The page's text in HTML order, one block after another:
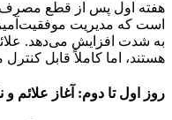
هفته اول پس از قطع
است که مدیریت
به شدت افزایش می‌دهد.
هستند، اما کاملاً قابل
روز اول تا دوم: آغاز علائم و